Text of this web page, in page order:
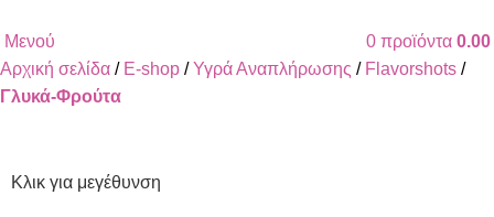
Μενού
0 προϊόντα 0.00
Αρχική σελίδα
E-shop Υγρά Αναπλήρωσης
Flavorshots
Γλυκά-Φρούτα
Κλικ για μεγέθυνση